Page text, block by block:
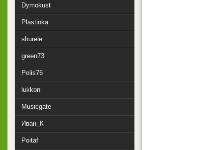
Dymokust
Plastinka
shurele
green73
Polis76
lukkon
Musicgate
Иван_К
Poitaf